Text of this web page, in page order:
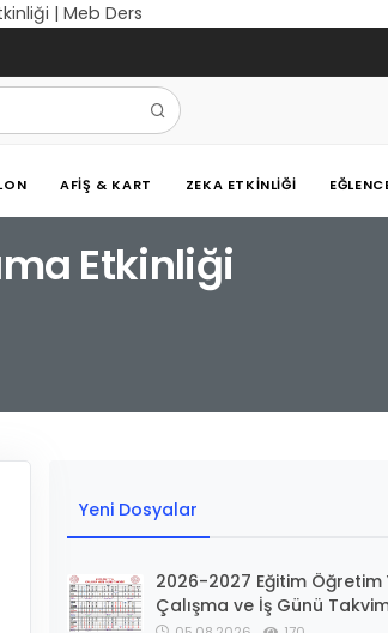
| Meb Ders
AFIŞ & KART ZEKA ETKINLIĞI
Etkinliği
Yeni Dosyalar
2026-2027 Eğitim Öğretim
Çalışma ve İş Günü